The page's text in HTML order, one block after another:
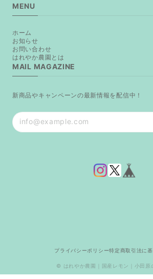
MENU
ホーム
お知らせ
お問い合わせ
はれやか農園とは
MAIL MAGAZINE
新商品やキャンペーンの最新情報を配信中！
プライバシーポリシー特定商取引法に
© はれやか農園｜国産レモン｜小田原